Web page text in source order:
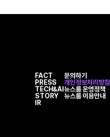
FACT
PRESS
TECH&AI
STORY
IR
문의하기
개인정보처리방침
뉴스룸 운영정책
뉴스룸 이용안내